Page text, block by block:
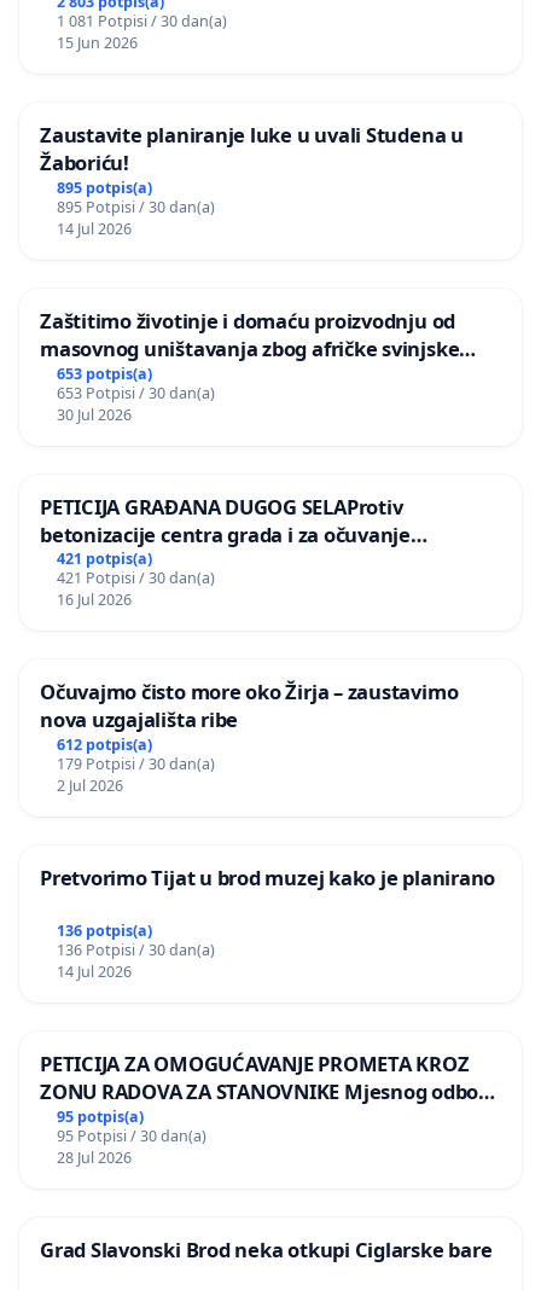
1 081 Potpisi / 30 dan(a)
15 Jun 2026
Zaustavite planiranje luke u uvali Studena u
Žaboriću!
895 potpis(a)
895 Potpisi / 30 dan(a)
14 Jul 2026
Zaštitimo životinje i domaću proizvodnju od
masovnog uništavanja zbog afričke svinjske
kuge
653 potpis(a)
653 Potpisi / 30 dan(a)
30 Jul 2026
PETICIJA GRAĐANA DUGOG SELAProtiv
betonizacije centra grada i za očuvanje
postojećih zelenih površina i odraslih stabala pri
donošenju izmjena urbanističkog plana
421 potpis(a)
421 Potpisi / 30 dan(a)
16 Jul 2026
Očuvajmo čisto more oko Žirja – zaustavimo
nova uzgajališta ribe
612 potpis(a)
179 Potpisi / 30 dan(a)
2 Jul 2026
Pretvorimo Tijat u brod muzej kako je planirano
136 potpis(a)
136 Potpisi / 30 dan(a)
14 Jul 2026
PETICIJA ZA OMOGUĆAVANJE PROMETA KROZ
ZONU RADOVA ZA STANOVNIKE Mjesnog odbora
Kamensko i Lemić Brdo
95 potpis(a)
95 Potpisi / 30 dan(a)
28 Jul 2026
Grad Slavonski Brod neka otkupi Ciglarske bare